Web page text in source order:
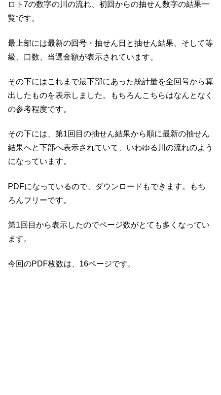
ロト7の数字の川の流れ、初回からの抽せん数字の結果一
覧です。
最上部には最新の回号・抽せん日と抽せん結果、そして等
級、口数、当選金額が表示されています。
その下にはこれまで最下部にあった統計量を全回号から算
出したものを表示しました。もちろんこちらはなんとなく
の参考程度です。
その下には、第1回目の抽せん結果から順に最新の抽せん
結果へと下部へ表示されていて、いわゆる川の流れのよう
になっています。
PDFになっているので、ダウンロードもできます。もち
ろんフリーです。
第1回目から表示したのでページ数がとても多くなってい
ます。
今回のPDF枚数は、16ページです。